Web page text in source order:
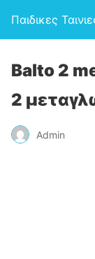
Παιδικες
Balto 2
2
Admin